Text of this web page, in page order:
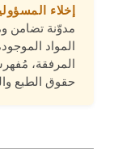
إخلاء
مدوّنة تضامن
المواد
المرفقة،
حقوق الطبع